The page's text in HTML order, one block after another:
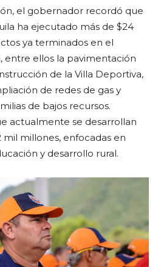
el gobernador recordó que
ha ejecutado más de $24
ya terminados en el
entre ellos la pavimentación
de la Villa Deportiva,
de redes de gas y
de bajos recursos.
actualmente se desarrollan
millones, enfocadas en
y desarrollo rural.